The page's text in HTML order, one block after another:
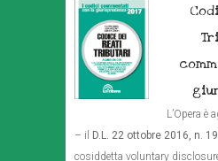
L’Opera è
– il
D.L. 22 ottobre 2016, n.
cosiddetta voluntary